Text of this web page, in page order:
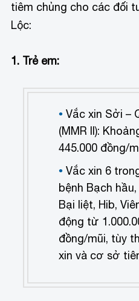
tiêm chủng cho các đối
Lộc:
1. Trẻ em:
Vắc xin Sởi –
(MMR II):
445.000 đồng/
Vắc xin 6
bệnh Bạch
Bại liệt, Hib,
động từ
đồng/mũi, tùy
xin và cơ sở